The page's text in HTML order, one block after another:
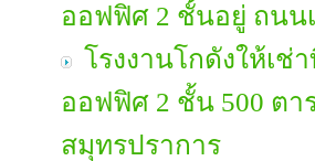
ออฟฟิศ 2 ชั้นอยู่ ถนน
โรงงานโกดังให้เช่
ออฟฟิศ 2 ชั้น 500 ตา
สมุทรปราการ